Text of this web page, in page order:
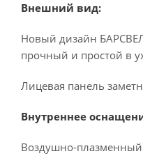
Внешний вид:
Новый дизайн
прочный и простой в
Лицевая панель
Внутреннее
Воздушно-плазменный